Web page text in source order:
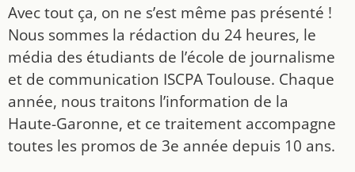
Avec tout ça, on ne s’est même pas présenté !
Nous sommes la rédaction du 24 heures, le
média des étudiants de l’école de journalisme
et de communication ISCPA Toulouse. Chaque
année, nous traitons l’information de la
Haute-Garonne, et ce traitement accompagne
toutes les promos de 3e année depuis 10 ans.